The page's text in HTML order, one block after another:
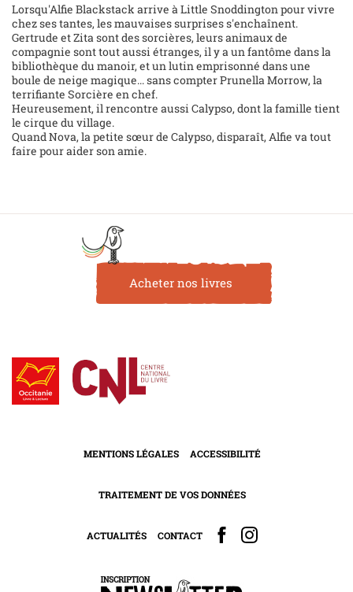
Lorsqu'Alfie Blackstack arrive à Little Snoddington pour vivre
chez ses tantes, les mauvaises surprises s'enchaînent.
Gertrude et Zita sont des sorcières, leurs animaux de
compagnie sont tout aussi étranges, il y a un fantôme dans la
bibliothèque du manoir, et un lutin emprisonné dans une
boule de neige magique... sans compter Prunella Morrow, la
terrifiante Sorcière en chef.
Heureusement, il rencontre aussi Calypso, dont la famille tient
le cirque du village.
Quand Nova, la petite sœur de Calypso, disparaît, Alfie va tout
faire pour aider son amie.
Acheter nos livres
MENTIONS LÉGALES ACCESSIBILITÉ
TRAITEMENT DE VOS DONNÉES
ACTUALITÉS CONTACT